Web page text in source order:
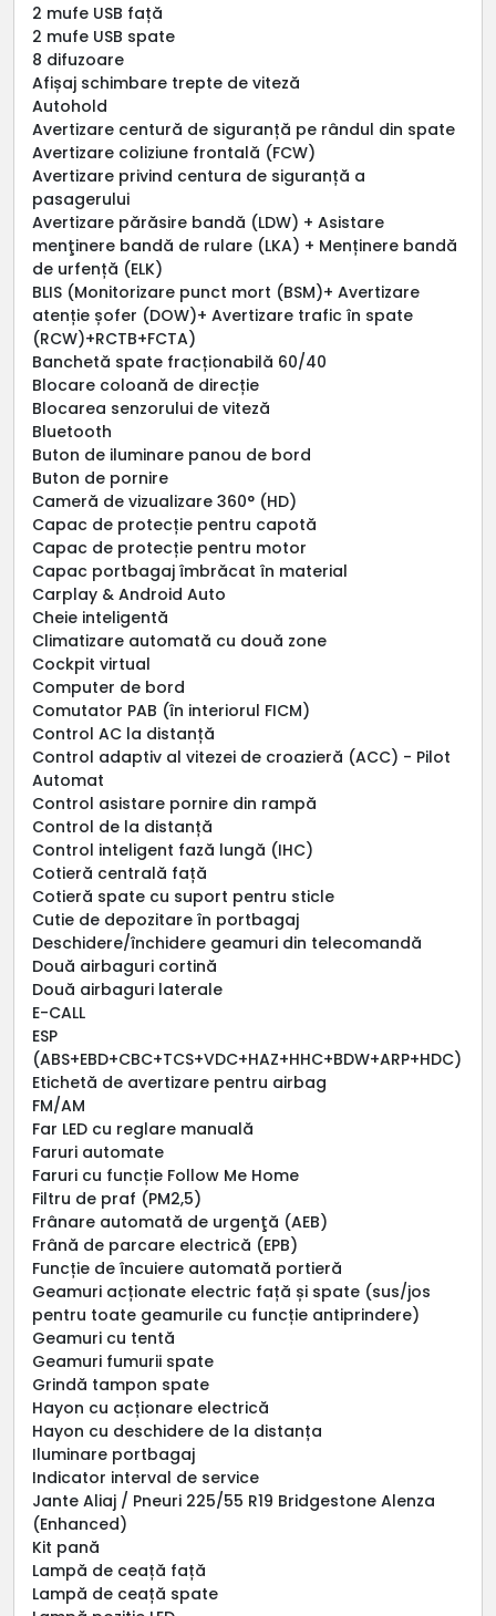
2 mufe USB față
2 mufe USB spate
8 difuzoare
Afișaj schimbare trepte de viteză
Autohold
Avertizare centură de siguranță pe rândul din spate
Avertizare coliziune frontală (FCW)
Avertizare privind centura de siguranță a
pasagerului
Avertizare părăsire bandă (LDW) + Asistare
menţinere bandă de rulare (LKA) + Menținere bandă
de urfență (ELK)
BLIS (Monitorizare punct mort (BSM)+ Avertizare
atenție șofer (DOW)+ Avertizare trafic în spate
(RCW)+RCTB+FCTA)
Banchetă spate fracționabilă 60/40
Blocare coloană de direcție
Blocarea senzorului de viteză
Bluetooth
Buton de iluminare panou de bord
Buton de pornire
Cameră de vizualizare 360° (HD)
Capac de protecție pentru capotă
Capac de protecție pentru motor
Capac portbagaj îmbrăcat în material
Carplay & Android Auto
Cheie inteligentă
Climatizare automată cu două zone
Cockpit virtual
Computer de bord
Comutator PAB (în interiorul FICM)
Control AC la distanță
Control adaptiv al vitezei de croazieră (ACC) - Pilot
Automat
Control asistare pornire din rampă
Control de la distanță
Control inteligent fază lungă (IHC)
Cotieră centrală față
Cotieră spate cu suport pentru sticle
Cutie de depozitare în portbagaj
Deschidere/închidere geamuri din telecomandă
Două airbaguri cortină
Două airbaguri laterale
E-CALL
ESP
(ABS+EBD+CBC+TCS+VDC+HAZ+HHC+BDW+ARP+HDC)
Etichetă de avertizare pentru airbag
FM/AM
Far LED cu reglare manuală
Faruri automate
Faruri cu funcție Follow Me Home
Filtru de praf (PM2,5)
Frânare automată de urgenţă (AEB)
Frână de parcare electrică (EPB)
Funcție de încuiere automată portieră
Geamuri acționate electric față și spate (sus/jos
pentru toate geamurile cu funcție antiprindere)
Geamuri cu tentă
Geamuri fumurii spate
Grindă tampon spate
Hayon cu acționare electrică
Hayon cu deschidere de la distanța
Iluminare portbagaj
Indicator interval de service
Jante Aliaj / Pneuri 225/55 R19 Bridgestone Alenza
(Enhanced)
Kit pană
Lampă de ceață față
Lampă de ceață spate